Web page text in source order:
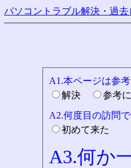
パソコントラブル解決・過去
A1.本ページは参
解決
参考
A2.何度目の訪問で
初めて来
A3.何か